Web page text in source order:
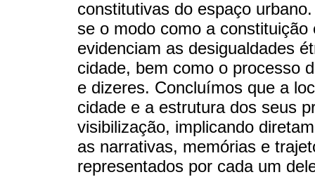
constitutivas do espaço
se o modo como a
evidenciam as desigualdades
cidade, bem como o processo
e dizeres. Concluímos que a
cidade e a estrutura dos seus
visibilização, implicando
as narrativas, memórias e
representados por cada um